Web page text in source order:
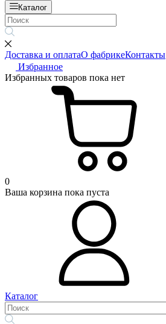
Каталог
Доставка и оплатаО фабрикеКонтакты
Избранное
Избранных товаров пока нет
0
Ваша корзина пока пуста
Каталог